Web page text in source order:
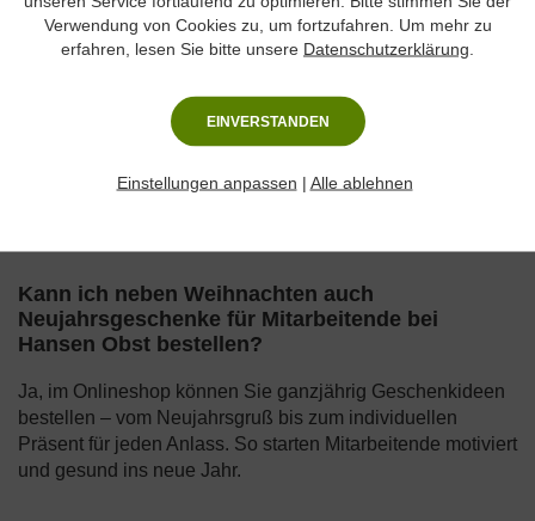
Team.
über ganz Deutschland verteilt sind?
Der zuverlässige Lieferservice von Hansen Obst
bundesweit. So lassen sich auch dezentrale Teams
Kann ich neben Weihnachten auch
Neujahrsgeschenke für Mitarbeitende bei
Hansen Obst bestellen?
Ja, im Onlineshop können Sie ganzjährig Geschenkideen
bestellen – vom Neujahrsgruß bis zum individuellen
Präsent für jeden Anlass. So starten Mitarbeitende motiviert
und gesund ins neue Jahr.
Verwendung von Cookies zu, um fortzufahren. Um mehr zu
erfahren, lesen Sie bitte unsere Datenschutzerklärung
EINVERSTANDEN
Einstellungen anpassen | Alle ablehnen